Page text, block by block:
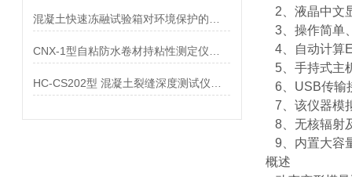
2、液晶中文
3、操作简单
4、自动计算
5、手持式主
6、USB传输
7、该仪器模
8、无核辐射
9、内置大容
概述